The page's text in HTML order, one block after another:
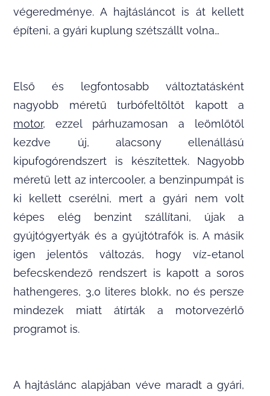
végeredménye. A hajtásláncot is át kellett
építeni, a gyári kuplung szétszállt volna…
Első és legfontosabb változtatásként
nagyobb méretű turbófeltöltőt kapott a
motor, ezzel párhuzamosan a leömlőtől
kezdve új, alacsony ellenállású
kipufogórendszert is készítettek. Nagyobb
méretű lett az intercooler, a benzinpumpát is
ki kellett cserélni, mert a gyári nem volt
képes elég benzint szállítani, újak a
gyújtógyertyák és a gyújtótrafók is. A másik
igen jelentős változás, hogy víz-etanol
befecskendező rendszert is kapott a soros
hathengeres, 3,0 literes blokk, no és persze
mindezek miatt átírták a motorvezérlő
programot is.
A hajtáslánc alapjában véve maradt a gyári,